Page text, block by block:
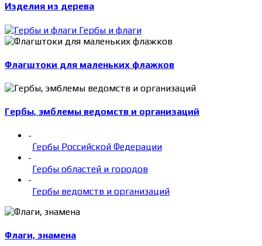
Изделия из дерева
Гербы и флаги
Флагштоки для маленьких флажков
Гербы, эмблемы ведомств и организаций
-
Гербы Российской Федерации
-
Гербы областей и городов
-
Гербы ведомств и организаций
Флаги, знамена